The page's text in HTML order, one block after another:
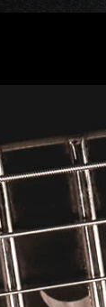
passende
nicht